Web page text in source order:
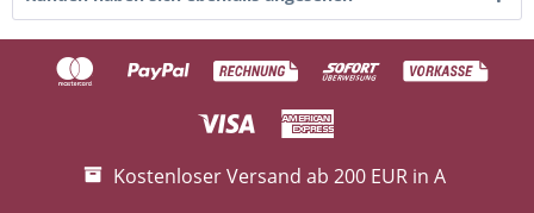
Kostenloser Versand ab 200 EUR in A